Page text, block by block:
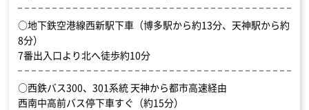
○地下鉄空港線西新駅下車（博多駅から約13分、天神駅から約
8分）
7番出入口より北へ徒歩約10分
○西鉄バス300、301系統 天神から都市高速経由
西南中高前バス停下車すぐ（約15分）